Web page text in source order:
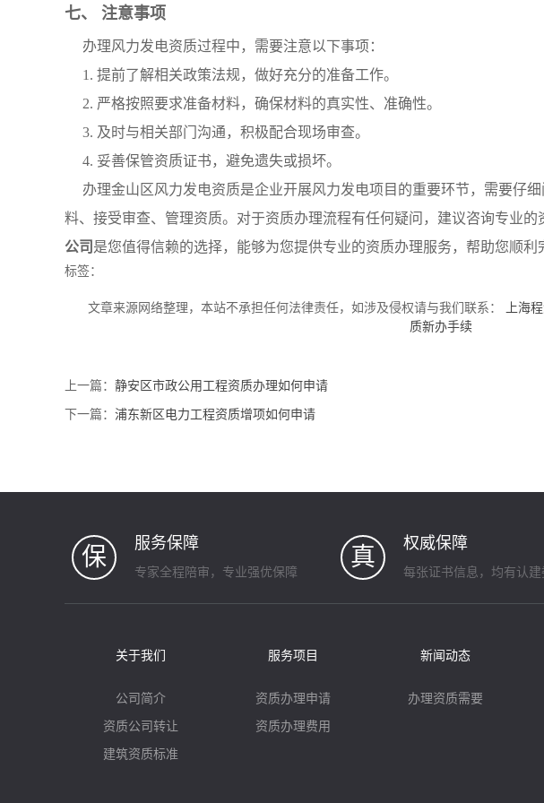
七、 注意事项
办理风力发电资质过程中，需要注意以下事项：
1. 提前了解相关政策法规，做好充分的准备工作。
2. 严格按照要求准备材料，确保材料的真实性、准确性。
3. 及时与相关部门沟通，积极配合现场审查。
4. 妥善保管资质证书，避免遗失或损坏。
办理金山区风力发电资质是企业开展风力发电项目的重要环节，需要仔
料、接受审查、管理资质。对于资质办理流程有任何疑问，建议咨询专业的
公司 是您值得信赖的选择，能够为您提供专业的资质办理服务，帮助您顺利
标签：
文章来源网络整理，本站不承担任何法律责任，如涉及侵权请与我们联系： 上海
质新办手续
上一篇： 静安区市政公用工程资质办理如何申请
下一篇： 浦东新区电力工程资质增项如何申请
保 服务保障
专家全程陪审，专业强优保障
真 权威保障
每张证书信息，均有认建
关于我们
公司简介
资质公司转让
建筑资质标准
服务项目
资质办理申请
资质办理费用
新闻动态
办理资质需要